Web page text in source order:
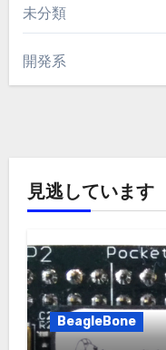
未分類
開発系
見逃しています
BeagleBone